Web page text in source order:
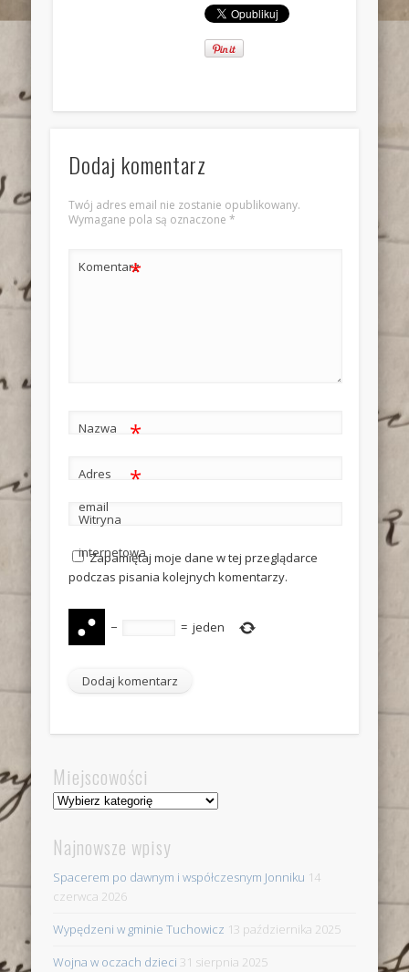
Dodaj komentarz
Twój adres email nie zostanie opublikowany.
Wymagane pola są oznaczone *
Komentarz
*
Nazwa *
Adres
email
*
Witryna
internetowa
Zapamiętaj moje dane w tej przeglądarce
podczas pisania kolejnych komentarzy.
− = jeden
Miejscowości
Miejscowości
Najnowsze wpisy
Spacerem po dawnym i współczesnym Jonniku 14
czerwca 2026
Wypędzeni w gminie Tuchowicz 13 października 2025
Wojna w oczach dzieci 31 sierpnia 2025